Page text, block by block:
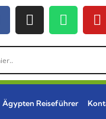
Ägypten Reiseführer